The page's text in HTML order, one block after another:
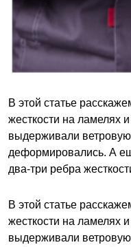
В этой статье
жесткости на ламелях
выдерживали ветровую
деформировались. А
два-три ребра
В этой статье
жесткости на ламелях
выдерживали ветровую